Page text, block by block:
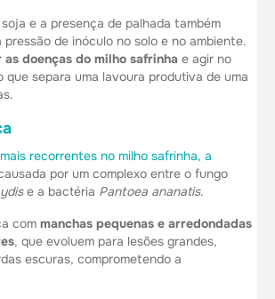
e a presença de palhada também
pressão de inóculo no solo e no ambiente.
as doenças do milho safrinha e agir no
que separa uma lavoura produtiva de uma
recorrentes no milho safrinha, a
por um complexo entre o fungo
e a bactéria Pantoea ananatis.
com manchas pequenas e arredondadas
, que evoluem para lesões grandes,
escuras, comprometendo a